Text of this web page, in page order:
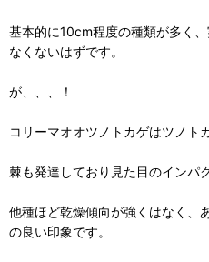
基本的に10cm程度の種類が多く
なくないはずです。
が、、、！
コリーマオオツノトカゲはツノト
棘も発達しており見た目のインパ
他種ほど乾燥傾向が強くはなく、
の良い印象です。